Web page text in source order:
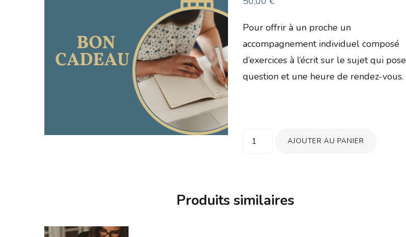
Pour offrir à un proche un
accompagnement individuel composé
d’exercices à l’écrit sur le sujet qui pose
question et une heure de rendez-vous.
quantité
pour
AJOUTER AU PANIER
Produits similaires